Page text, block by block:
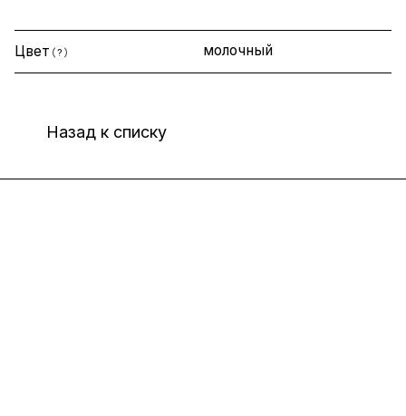
Цвет ? молочный
Назад к списку